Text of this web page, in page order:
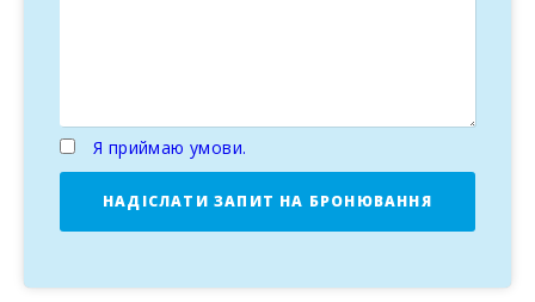
маяком. Любителі природи можуть насолоджуватися
пішими прогулянками та велопрогулянками по
природних ландшафтах Майорки.
Ідеальне місце для відпочинку на Майорці для
Я приймаю умови.
НАДІСЛАТИ ЗАПИТ НА БРОНЮВАННЯ